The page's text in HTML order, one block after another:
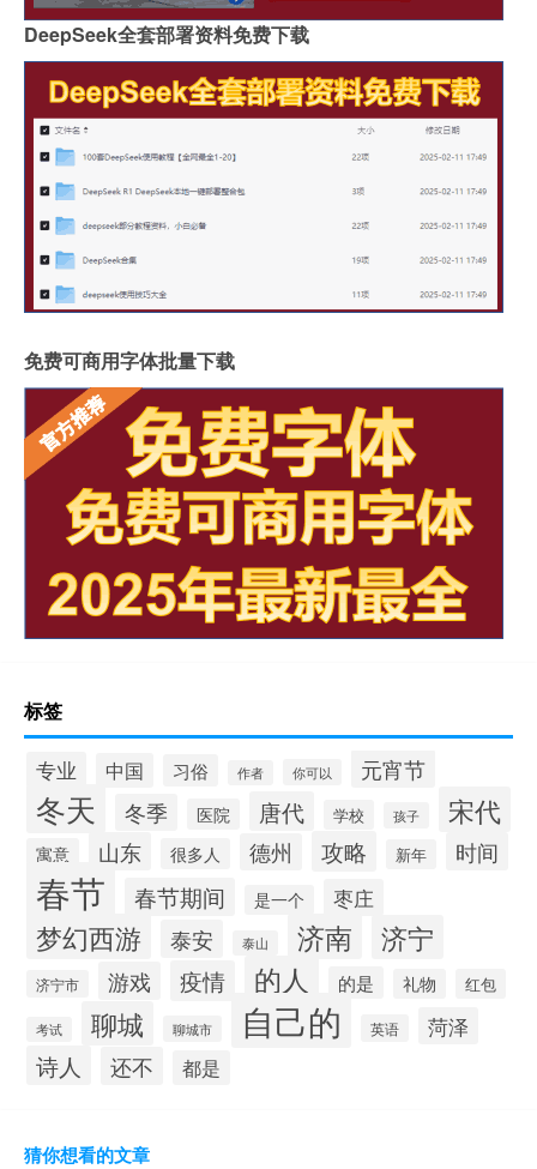
DeepSeek全套部署资料免费下载
免费可商用字体批量下载
标签
专业 中国 习俗 作者 你可以 元宵节
冬天 冬季 医院 唐代 学校 孩子 宋代
寓意 山东 很多人 德州 攻略 新年 时间
春节 春节期间 是一个 枣庄
梦幻西游 泰安 泰山 济南 济宁
济宁市 游戏 疫情 的人 的是 礼物 红包
考试 聊城 聊城市 自己的 英语 菏泽
诗人 还不 都是
猜你想看的文章